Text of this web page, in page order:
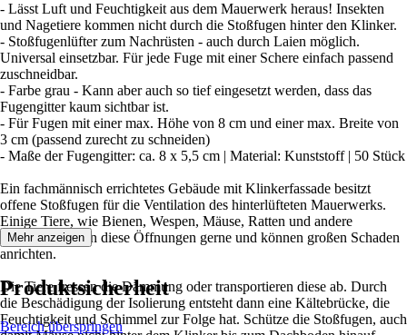
- Lässt Luft und Feuchtigkeit aus dem Mauerwerk heraus! Insekten
und Nagetiere kommen nicht durch die Stoßfugen hinter den Klinker.
- Stoßfugenlüfter zum Nachrüsten - auch durch Laien möglich.
Universal einsetzbar. Für jede Fuge mit einer Schere einfach passend
zuschneidbar.
- Farbe grau - Kann aber auch so tief eingesetzt werden, dass das
Fugengitter kaum sichtbar ist.
- Für Fugen mit einer max. Höhe von 8 cm und einer max. Breite von
3 cm (passend zurecht zu schneiden)
- Maße der Fugengitter: ca. 8 x 5,5 cm | Material: Kunststoff | 50 Stück
Ein fachmännisch errichtetes Gebäude mit Klinkerfassade besitzt
offene Stoßfugen für die Ventilation des hinterlüfteten Mauerwerks.
Einige Tiere, wie Bienen, Wespen, Mäuse, Ratten und andere
Nagetiere nutzen diese Öffnungen gerne und können großen Schaden
anrichten.
Die Tiere fressen die Dämmung oder transportieren diese ab. Durch
die Beschädigung der Isolierung entsteht dann eine Kältebrücke, die
Feuchtigkeit und Schimmel zur Folge hat. Schütze die Stoßfugen, auch
Mehr anzeigen
Produktsicherheit
Bereich überspringen